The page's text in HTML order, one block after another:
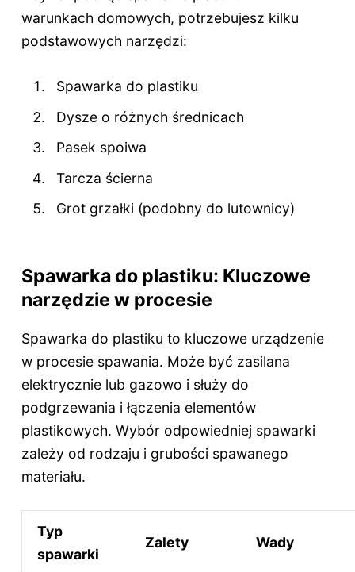
warunkach domowych, potrzebujesz kilku
podstawowych narzędzi:
Spawarka do plastiku
Dysze o różnych średnicach
Pasek spoiwa
Tarcza ścierna
Grot grzałki (podobny do lutownicy)
Spawarka do plastiku: Kluczowe
narzędzie w procesie
Spawarka do plastiku to kluczowe urządzenie
w procesie spawania. Może być zasilana
elektrycznie lub gazowo i służy do
podgrzewania i łączenia elementów
plastikowych. Wybór odpowiedniej spawarki
zależy od rodzaju i grubości spawanego
materiału.
Typ
spawarki
Zalety Wady